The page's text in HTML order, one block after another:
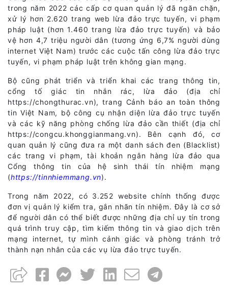
trong năm 2022 các cấp cơ quan quản lý đã ngăn chặn,
xử lý hơn 2.620 trang web lừa đảo trực tuyến, vi phạm
pháp luật (hơn 1.460 trang lừa đảo trực tuyến) và bảo
vệ hơn 4,7 triệu người dân (tương ứng 6,7% người dùng
internet Việt Nam) trước các cuộc tấn công lừa đảo trực
tuyến, vi phạm pháp luật trên không gian mạng.
Bộ cũng phát triển và triển khai các trang thông tin,
cổng tố giác tin nhắn rác, lừa đảo (địa chỉ
https://chongthurac.vn), trang Cảnh báo an toàn thông
tin Việt Nam, bộ công cụ nhận diện lừa đảo trực tuyến
và các kỹ năng phòng chống lừa đảo cần thiết (địa chỉ
https://congcu.khonggianmang.vn). Bên cạnh đó, cơ
quan quản lý cũng đưa ra một danh sách đen (Blacklist)
các trang vi phạm, tài khoản ngân hàng lừa đảo qua
Cổng thông tin của hệ sinh thái tín nhiệm mạng
(https://tinnhiemmang.vn).
Trong năm 2022, có 3.252 website chính thống được
đơn vị quản lý kiểm tra, gắn nhãn tín nhiệm. Đây là cơ sở
để người dân có thể biết được những địa chỉ uy tín trong
quá trình truy cập, tìm kiếm thông tin và giao dịch trên
mạng internet, tự mình cảnh giác và phòng tránh trở
thành nạn nhân của các vụ lừa đảo trực tuyến.